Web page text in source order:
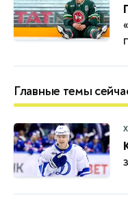
Главные темы